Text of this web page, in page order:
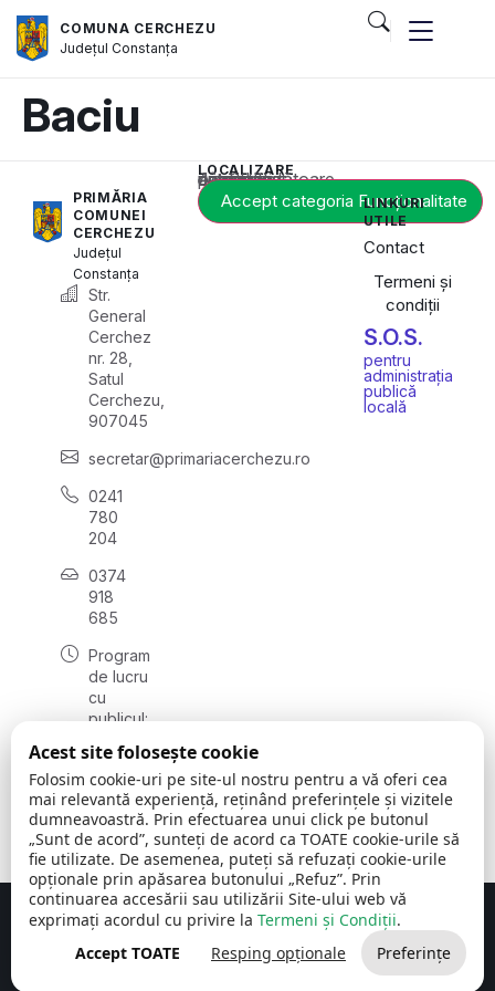
COMUNA CERCHEZU
JudețulConstanța
Baciu
PRIMĂRIA
COMUNEI
CERCHEZU
Județul
Constanța
Str.
General
Cerchez
nr. 28,
Satul
Cerchezu,
907045
secretar@primariacerchezu.ro
0241
780
204
0374
918
685
Program
de lucru
cu
publicul:
08:00 -
16:30
, vineri:
08:00 -
14:00
LOCALIZARE
Acest conținut este blocat până când acceptați categoria corespunzătoare de cookie-uri.
Accept categoria Funcționalitate
LINKURI
UTILE
Contact
Termeni și
condiții
S.O.S.
pentru
administrația
publică
locală
Comuna Cerchezu © 2026Toate drepturile rezervate
Concept realizat de Big Media Relații Publice SRL
Acest site folosește cookie
Folosim cookie-uri pe site-ul nostru pentru a vă oferi cea
mai relevantă experiență, reținând preferințele și vizitele
dumneavoastră. Prin efectuarea unui click pe butonul
„Sunt de acord”, sunteți de acord ca TOATE cookie-urile să
fie utilizate. De asemenea, puteți să refuzați cookie-urile
opționale prin apăsarea butonului „Refuz”. Prin
continuarea accesării sau utilizării Site-ului web vă
exprimați acordul cu privire la Termeni și Condiții.
Accept TOATE
Resping opționale Preferințe